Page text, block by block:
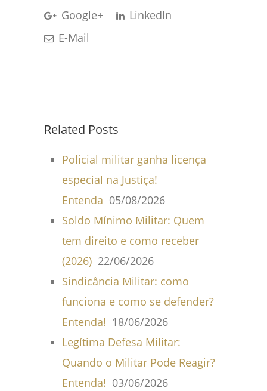
Google+
LinkedIn
E-Mail
Related Posts
Policial militar ganha licença
especial na Justiça!
Entenda 05/08/2026
Soldo Mínimo Militar: Quem
tem direito e como receber
(2026) 22/06/2026
Sindicância Militar: como
funciona e como se defender?
Entenda! 18/06/2026
Legítima Defesa Militar:
Quando o Militar Pode Reagir?
Entenda! 03/06/2026